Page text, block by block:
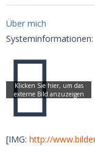
Über mich
Systeminformationen:
[IMG: http://